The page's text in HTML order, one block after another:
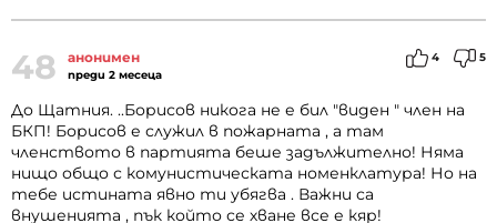
48 анонимен
преди 2 месеца
4 5
До Щатния. ..Борисов никога не е бил "виден " член на
БКП! Борисов е служил в пожарната , а там
членството в партията беше задължително! Няма
нищо общо с комунистическата номенклатура! Но на
тебе истината явно ти убягва . Важни са
внушенията , пък който се хване все е кяр!